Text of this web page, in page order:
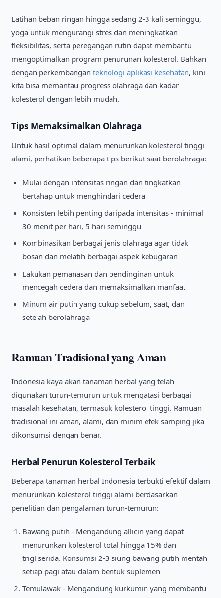
Latihan beban ringan hingga sedang 2-3 kali seminggu,
yoga untuk mengurangi stres dan meningkatkan
fleksibilitas, serta peregangan rutin dapat membantu
mengoptimalkan program penurunan kolesterol. Bahkan
dengan perkembangan teknologi aplikasi kesehatan, kini
kita bisa memantau progress olahraga dan kadar
kolesterol dengan lebih mudah.
Tips Memaksimalkan Olahraga
Untuk hasil optimal dalam menurunkan kolesterol tinggi
alami, perhatikan beberapa tips berikut saat berolahraga:
Mulai dengan intensitas ringan dan tingkatkan
bertahap untuk menghindari cedera
Konsisten lebih penting daripada intensitas - minimal
30 menit per hari, 5 hari seminggu
Kombinasikan berbagai jenis olahraga agar tidak
bosan dan melatih berbagai aspek kebugaran
Lakukan pemanasan dan pendinginan untuk
mencegah cedera dan memaksimalkan manfaat
Minum air putih yang cukup sebelum, saat, dan
setelah berolahraga
Ramuan Tradisional yang Aman
Indonesia kaya akan tanaman herbal yang telah
digunakan turun-temurun untuk mengatasi berbagai
masalah kesehatan, termasuk kolesterol tinggi. Ramuan
tradisional ini aman, alami, dan minim efek samping jika
dikonsumsi dengan benar.
Herbal Penurun Kolesterol Terbaik
Beberapa tanaman herbal Indonesia terbukti efektif dalam
menurunkan kolesterol tinggi alami berdasarkan
penelitian dan pengalaman turun-temurun:
Bawang putih - Mengandung allicin yang dapat
menurunkan kolesterol total hingga 15% dan
trigliserida. Konsumsi 2-3 siung bawang putih mentah
setiap pagi atau dalam bentuk suplemen
Temulawak - Mengandung kurkumin yang membantu